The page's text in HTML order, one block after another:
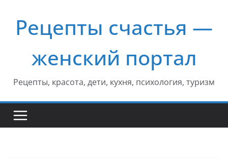
содержимому
Рецепты счастья —
женский портал
Рецепты, красота, дети, кухня, психология, туризм